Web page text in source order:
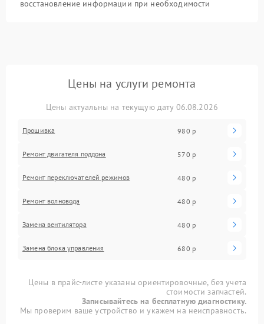
восстановление информации при необходимости
Цены на услуги ремонта
Цены актуальны на текущую дату 06.08.2026
Прошивка 980 р
Ремонт двигателя поддона 570 р
Ремонт переключателей режимов 480 р
Ремонт волновода 480 р
Замена вентилятора 480 р
Замена блока управления 680 р
Цены в прайс-листе указаны ориентировочные, без учета
стоимости запчастей.
Записывайтесь на бесплатную диагностику.
Мы проверим ваше устройство и укажем на неисправность.